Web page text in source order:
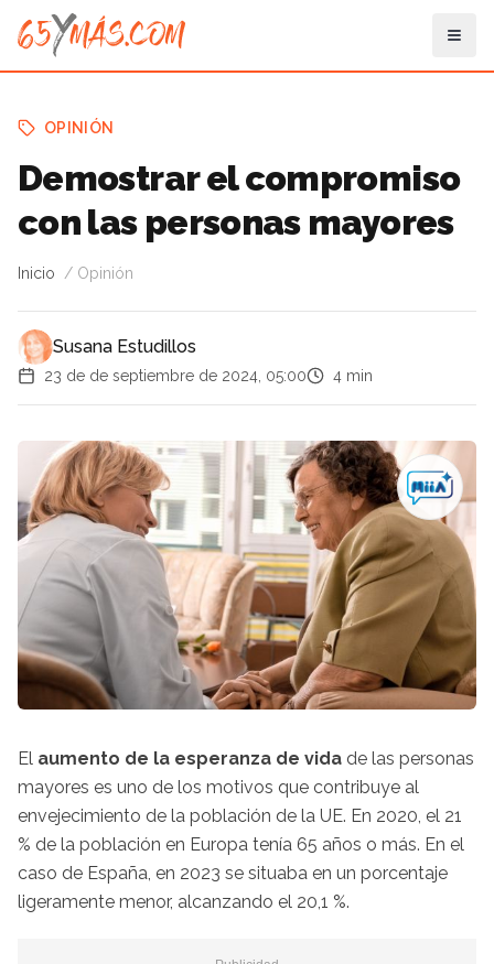
OPINIÓN
Demostrar el compromiso
con las personas mayores
Inicio Opinión
Susana Estudillos
23 de de septiembre de 2024, 05:00 4 min
El aumento de la esperanza de vida de las personas
mayores es uno de los motivos que contribuye al
envejecimiento de la población de la UE. En 2020, el 21
% de la población en Europa tenía 65 años o más. En el
caso de España, en 2023 se situaba en un porcentaje
ligeramente menor, alcanzando el 20,1 %.